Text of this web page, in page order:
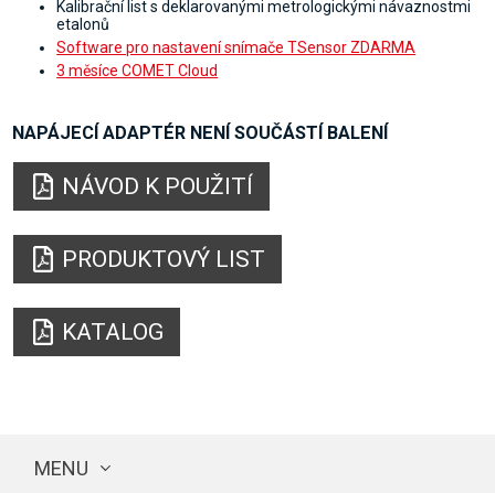
Kalibrační list s deklarovanými metrologickými návaznostmi
etalonů
Software pro nastavení snímače TSensor ZDARMA
3 měsíce COMET Cloud
NAPÁJECÍ ADAPTÉR NENÍ SOUČÁSTÍ BALENÍ
NÁVOD K POUŽITÍ
PRODUKTOVÝ LIST
KATALOG
MENU